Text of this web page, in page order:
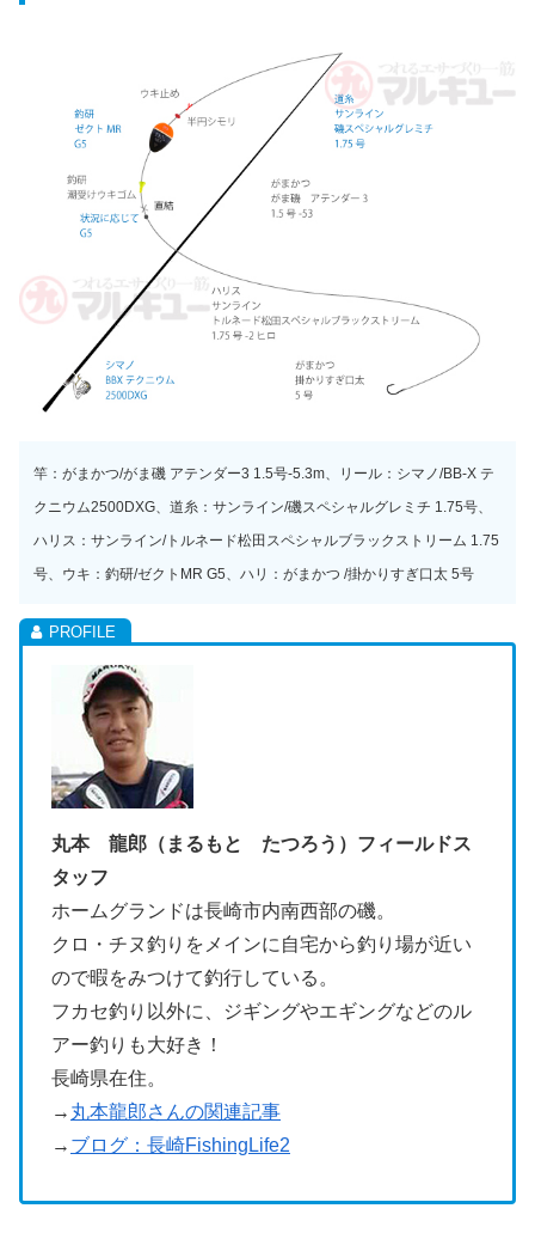
竿：がまかつ/がま磯 アテンダー3 1.5号-5.3m、リール：シマノ/BB-X テ
クニウム2500DXG、道糸：サンライン/磯スペシャルグレミチ 1.75号、
ハリス：サンライン/トルネード松田スペシャルブラックストリーム 1.75
号、ウキ：釣研/ゼクトMR G5、ハリ：がまかつ /掛かりすぎ口太 5号
丸本 龍郎（まるもと たつろう）フィールドス
タッフ
ホームグランドは長崎市内南西部の磯。
クロ・チヌ釣りをメインに自宅から釣り場が近い
ので暇をみつけて釣行している。
フカセ釣り以外に、ジギングやエギングなどのル
アー釣りも大好き！
長崎県在住。
→ 丸本龍郎さんの関連記事
→ ブログ：長崎FishingLife2